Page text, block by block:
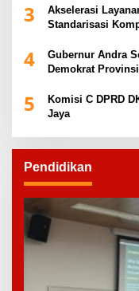
3
Akselerasi
Standarisasi
4
Gubernur Andra
Demokrat
5
Komisi C DPRD
Jaya
Pendidikan